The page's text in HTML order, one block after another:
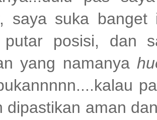
, saya suka banget
posisi, dan
yang namanya
dipastikan aman